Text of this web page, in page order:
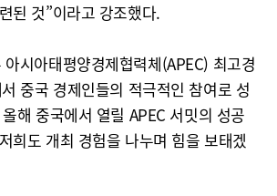
된 것”이라고 강조했다.
시아태평양경제협력체(APEC) 최고경
중국 경제인들의 적극적인 참여로 성
해 중국에서 열릴 APEC 서밋의 성공
희도 개최 경험을 나누며 힘을 보태겠